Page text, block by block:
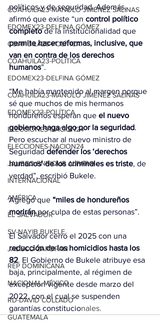
COAHUILA23-MANOLO JIMÉNEZ SALINAS
EDOMEX23-DELFINA GÓMEZ
COAHUILA23-POLÍTICA
COAHUILA23-POLÍTICA
EDOMEX23-DELFINA GÓMEZ
COAHUILA23-MANOLO JIMÉNEZ SALINAS
EDOMEX23-POLÍTICA
ELECCIONES-NACION24
ELECCIONES-NACION24
JALISCO-ENRIQUE ALFARO
INTERNACIONAL
AMÉRICA
EL SALVADOR
SV-NAYIB BUKELE
JALISCO-ZAPOPAN
REP DOMINICANA
NACIONAL MÉXICO
RD-DAVID COLLADO
GUATEMALA
políticos y de seguridad. Además,
afirmó que existe “un control político
completo de la institucionalidad que
permite hacer reformas, inclusive, que
van en contra de los derechos
humanos”.
“Me había mantenido al margen porque
sé que muchos de mis hermanos
hondureños esperan que el nuevo
gobierno haga algo por la seguridad.
Pero escuchar al nuevo ministro de
Seguridad defender los ‘derechos
humanos’ de los criminales es triste, de
verdad”, escribió Bukele.
Agregó que “miles de hondureños
morirán por culpa de estas personas”.
El Salvador cerró el 2025 con una
reducción de los homicidios hasta los
82. El Gobierno de Bukele atribuye esa
baja, principalmente, al régimen de
excepción vigente desde marzo del
2022, con el cual se suspenden
garantías constitucionales.